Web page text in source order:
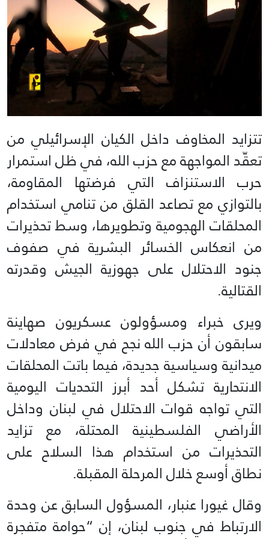
تتزايد المخاوف داخل الكيان الإسرائيلي من
تعقّد المواجهة مع حزب الله، في ظل استمرار
حرب الاستنزاف التي فرضتها المقاومة،
بالتوازي مع تصاعد القلق من تنامي استخدام
المحلقات الهجومية وتطويرها، وسط تحذيرات
من انعكاس الخسائر البشرية في صفوف
جنود الاحتلال على جهوزية الجيش وقدرته
القتالية.
ويرى خبراء ومسؤولون عسكريون صهاينة
سابقون أن حزب الله نجح في فرض معادلات
ميدانية وسياسية جديدة، فيما باتت المحلقات
الانتحارية تشكل أحد أبرز التحديات اليومية
التي تواجه قوات الاحتلال في لبنان وداخل
الأراضي الفلسطينية المحتلة، مع تزايد
التحذيرات من استخدام هذا السلاح على
نطاق أوسع خلال المرحلة المقبلة.
وقال غيورا عنبار، المسؤول السابق عن وحدة
الارتباط في جنوب لبنان، إن “حوامة متفجرة